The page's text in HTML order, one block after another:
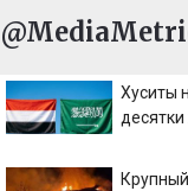
Хуситы